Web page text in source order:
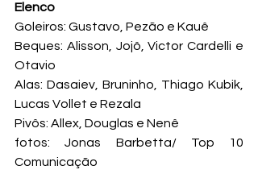
Elenco
Goleiros: Gustavo, Pezão e Kauê
Beques: Alisson, Jojô, Victor Cardelli e
Otavio
Alas: Dasaiev, Bruninho, Thiago Kubik,
Lucas Vollet e Rezala
Pivôs: Allex, Douglas e Nenê
fotos: Jonas Barbetta/ Top 10
Comunicação